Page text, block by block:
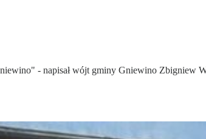
- napisał wójt gminy Gniewino Zbigniew